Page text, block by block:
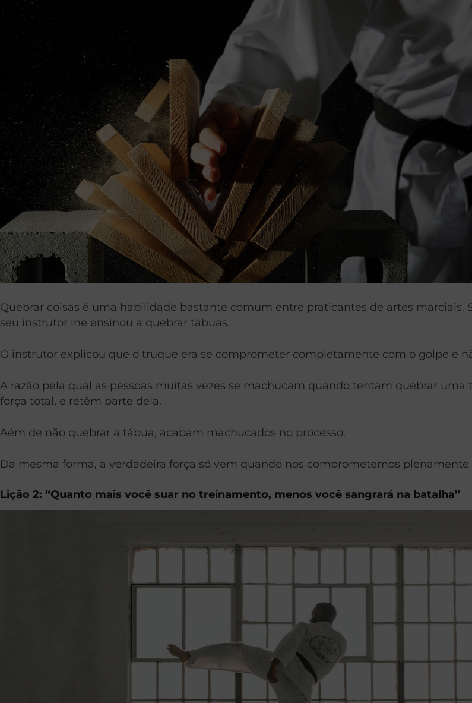
Quebrar coisas é uma habilidade bastante comum entre praticantes de artes
seu instrutor lhe ensinou a quebrar tábuas.
O instrutor explicou que o truque era se comprometer completamente com o golpe e
A razão pela qual as pessoas muitas vezes se machucam quando tentam quebrar
força total, e retêm parte dela.
Aém de não quebrar a tábua, acabam machucados no processo.
Da mesma forma, a verdadeira força só vem quando nos comprometemos
Lição 2: “Quanto mais você suar no treinamento, menos você sangrará na batalha”